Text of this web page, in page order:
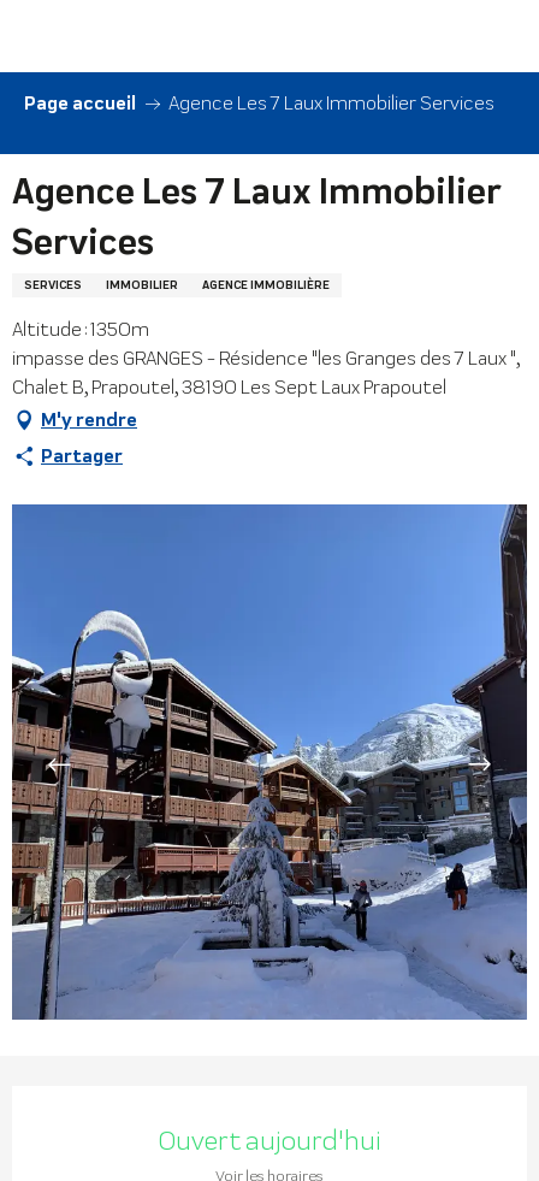
contenu
principal
Page accueil Agence Les 7 Laux Immobilier Services
Agence Les 7 Laux Immobilier
Services
SERVICES IMMOBILIER AGENCE IMMOBILIÈRE
Altitude : 1350m
impasse des GRANGES - Résidence "les Granges des 7 Laux ",
Chalet B, Prapoutel, 38190 Les Sept Laux Prapoutel
M'y rendre
Partager
Ouverture et coordonnées
Ouvert aujourd'hui
Voir les horaires